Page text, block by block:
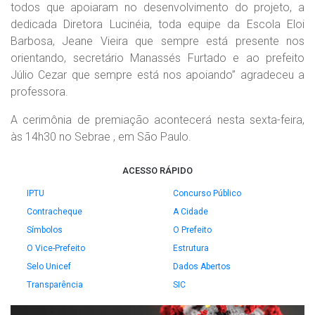
todos que apoiaram no desenvolvimento do projeto, a
dedicada Diretora Lucinéia, toda equipe da Escola Eloi
Barbosa, Jeane Vieira que sempre está presente nos
orientando, secretário Manassés Furtado e ao prefeito
Júlio Cezar que sempre está nos apoiando” agradeceu a
professora.
A cerimônia de premiação acontecerá nesta sexta-feira,
às 14h30 no Sebrae , em São Paulo.
ACESSO RÁPIDO
IPTU
Concurso Público
Contracheque
A Cidade
Símbolos
O Prefeito
O Vice-Prefeito
Estrutura
Selo Unicef
Dados Abertos
Transparência
SIC